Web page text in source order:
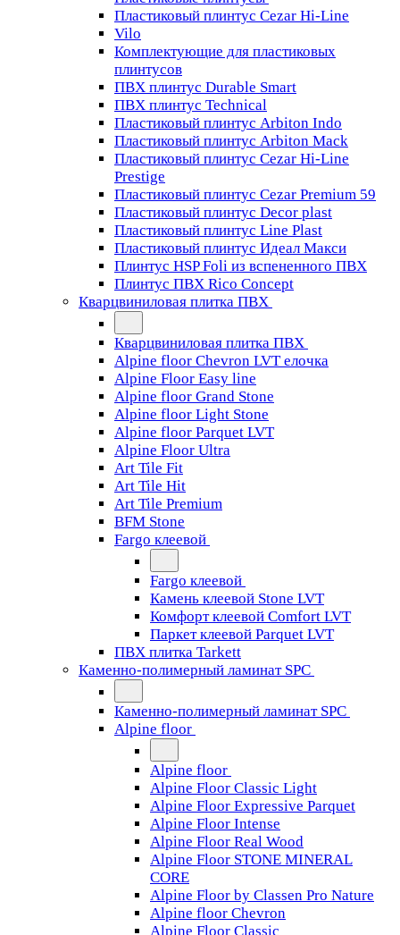
Пластиковый плинтус Cezar Hi-Line
Vilo
Комплектующие для пластиковых
плинтусов
ПВХ плинтус Durable Smart
ПВХ плинтус Technical
Пластиковый плинтус Arbiton Indo
Пластиковый плинтус Arbiton Mack
Пластиковый плинтус Cezar Hi-Line
Prestige
Пластиковый плинтус Cezar Premium 59
Пластиковый плинтус Decor plast
Пластиковый плинтус Line Plast
Пластиковый плинтус Идеал Макси
Плинтус HSP Foli из вспененного ПВХ
Плинтус ПВХ Rico Concept
Кварцвиниловая плитка ПВХ
Кварцвиниловая плитка ПВХ
Alpine floor Chevron LVT елочка
Alpine Floor Easy line
Alpine floor Grand Stone
Alpine floor Light Stone
Alpine floor Parquet LVT
Alpine Floor Ultra
Art Tile Fit
Art Tile Hit
Art Tile Premium
BFM Stone
Fargo клеевой
Fargo клеевой
Камень клеевой Stone LVT
Комфорт клеевой Comfort LVT
Паркет клеевой Parquet LVT
ПВХ плитка Tarkett
Каменно-полимерный ламинат SPC
Каменно-полимерный ламинат SPC
Alpine floor
Alpine floor
Alpine Floor Classic Light
Alpine Floor Expressive Parquet
Alpine Floor Intense
Alpine Floor Real Wood
Alpine Floor STONE MINERAL
CORE
Alpine Floor by Classen Pro Nature
Alpine floor Chevron
Alpine Floor Classic